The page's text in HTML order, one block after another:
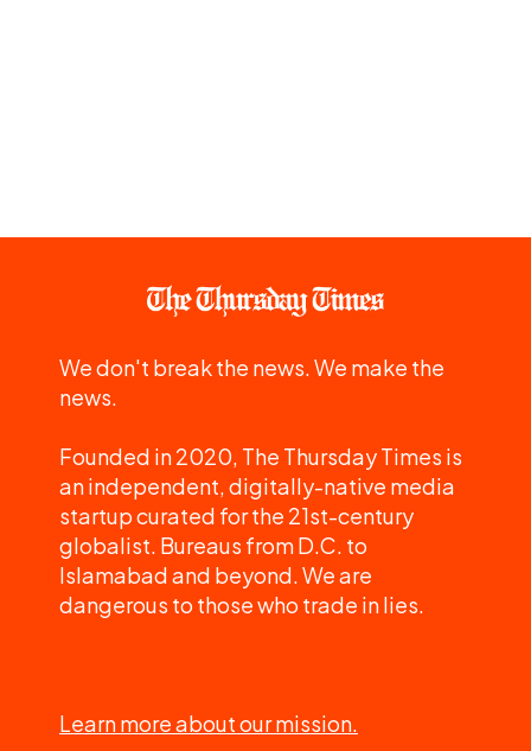
We don't break the news. We make the
news.
Founded in 2020, The Thursday Times is
an independent, digitally-native media
startup curated for the 21st-century
globalist. Bureaus from D.C. to
Islamabad and beyond. We are
dangerous to those who trade in lies.
Learn more about our mission.